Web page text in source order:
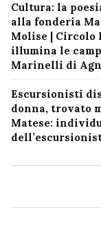
Cultura: la
alla fonderia
Molise | Circolo
illumina le
Marinelli di
Escursionisti
donna, trovato
Matese: